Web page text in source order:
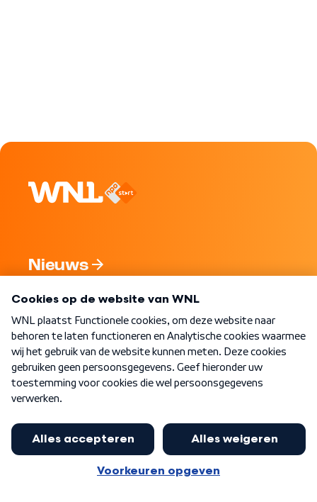
Nieuws
Nieuwsbrief
Word Lid